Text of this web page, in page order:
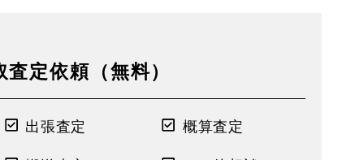
査定依頼（無料）
出張査定 概算査定